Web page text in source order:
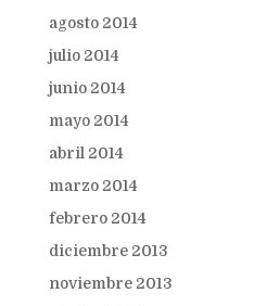
agosto 2014
julio 2014
junio 2014
mayo 2014
abril 2014
marzo 2014
febrero 2014
diciembre 2013
noviembre 2013